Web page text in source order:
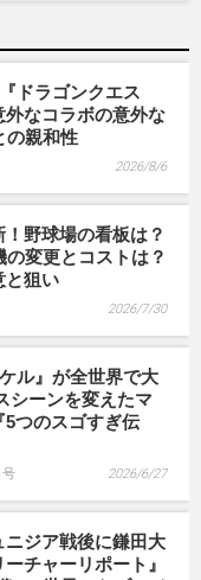
ドラゴンクエス
外なコラボの意外な
の親和性
2026/8/6
！野球場の看板は？
変更とコストは？
と狙い
2026/7/30
ル』が全世界で大
シーンを変えたマ
5つのスゴすぎ伝
号 2026/6/27
ニジア戦後に鎌田大
チャーリポート』